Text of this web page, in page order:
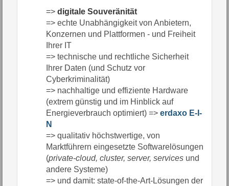
=> digitale Souveränität
=> echte Unabhängigkeit von Anbietern,
Konzernen und Plattformen - und Freiheit
Ihrer IT
=> technische und rechtliche Sicherheit
Ihrer Daten (und Schutz vor
Cyberkriminalität)
=> nachhaltige und effiziente Hardware
(extrem günstig und im Hinblick auf
Energieverbrauch optimiert) => erdaxo E-I-
N
=> qualitativ höchstwertige, von
Marktführern eingesetzte Softwarelösungen
(private-cloud, cluster, server, services und
andere Systeme)
=> und damit: state-of-the-Art-Lösungen der